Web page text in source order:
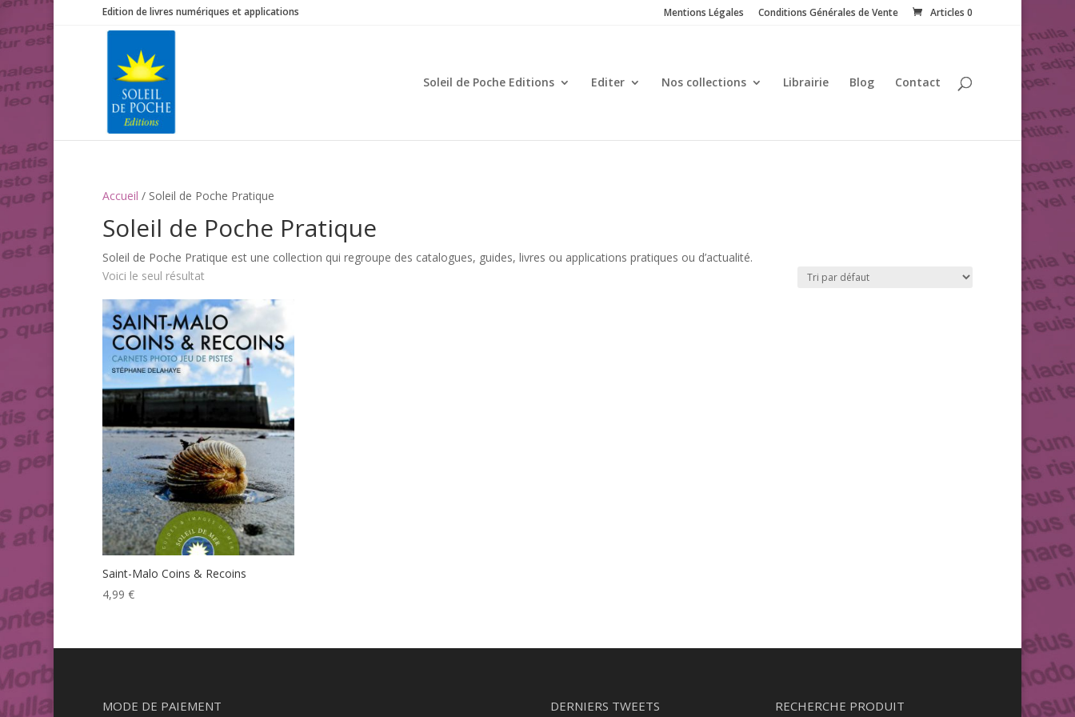
Edition de livres numériques et applications Mentions Légales Conditions Générales de Vente Articles 0
Soleil de Poche Editions Editer Nos collections Librairie Blog Contact
Accueil / Soleil de Poche Pratique
Soleil de Poche Pratique
Soleil de Poche Pratique est une collection qui regroupe des catalogues, guides, livres ou applications pratiques ou d’actualité.
Voici le seul résultat
Saint-Malo Coins & Recoins
4,99 €
MODE DE PAIEMENT DERNIERS TWEETS RECHERCHE PRODUIT